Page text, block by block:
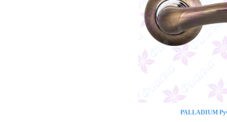
PALLADIUM